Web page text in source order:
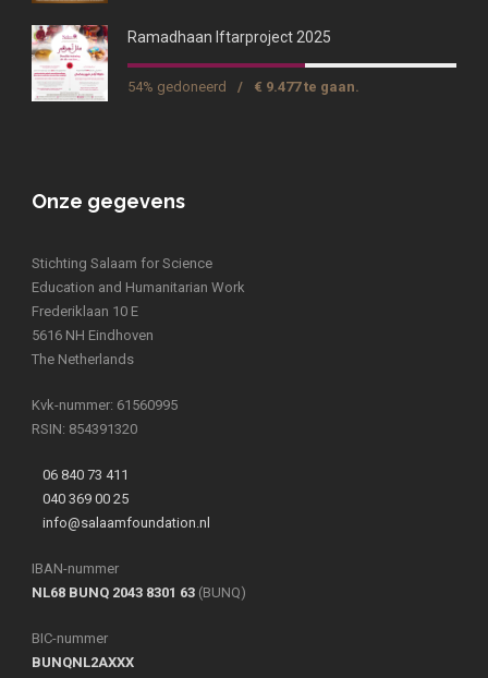
Ramadhaan Iftarproject 2025
54% gedoneerd / € 9.477 te gaan.
Onze gegevens
Stichting Salaam for Science
Education and Humanitarian Work
Frederiklaan 10 E
5616 NH Eindhoven
The Netherlands
Kvk-nummer: 61560995
RSIN: 854391320
06 840 73 411
040 369 00 25
info@salaamfoundation.nl
IBAN-nummer
NL68 BUNQ 2043 8301 63 (BUNQ)
BIC-nummer
BUNQNL2AXXX